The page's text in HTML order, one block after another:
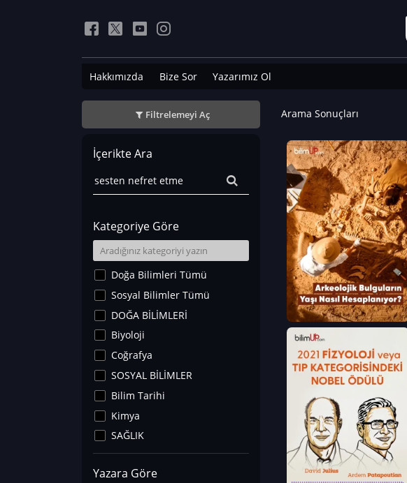
Hakkımızda Bize Sor Yazarımız Ol
Filtrelemeyi Aç
İçerikte Ara
Kategoriye Göre
Doğa Bilimleri Tümü
Sosyal Bilimler Tümü
DOĞA BİLİMLERİ
Biyoloji
Coğrafya
SOSYAL BİLİMLER
Bilim Tarihi
Kimya
SAĞLIK
Sanat Tarihi
Fizik
Yazara Göre
Arama Sonuçları